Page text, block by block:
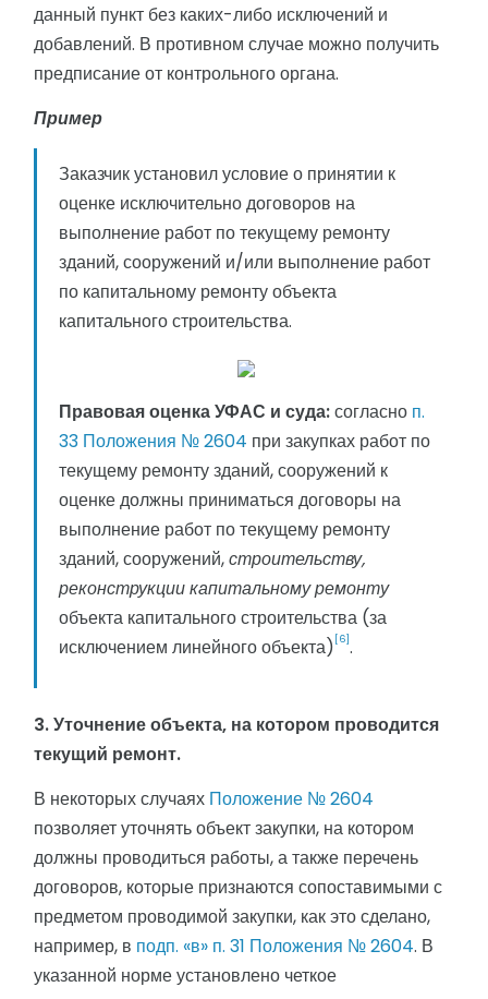
данный пункт без каких-либо исключений и
добавлений. В противном случае можно получить
предписание от контрольного органа.
Пример
Заказчик установил условие о принятии к
оценке исключительно договоров на
выполнение работ по текущему ремонту
зданий, сооружений и/или выполнение работ
по капитальному ремонту объекта
капитального строительства.
Правовая оценка УФАС и суда:согласно п.
33 Положения № 2604 при закупках работ по
текущему ремонту зданий, сооружений к
оценке должны приниматься договоры на
выполнение работ по текущему ремонту
зданий, сооружений,строительству,
реконструкции капитальному ремонту
объекта капитального строительства (за
исключением линейного объекта) [6].
3. Уточнение объекта, на котором проводится
текущий ремонт.
В некоторых случаях Положение № 2604
позволяет уточнять объект закупки, на котором
должны проводиться работы, а также перечень
договоров, которые признаются сопоставимыми с
предметом проводимой закупки, как это сделано,
например, в подп. «в» п. 31 Положения № 2604. В
указанной норме установлено четкое